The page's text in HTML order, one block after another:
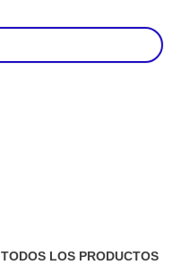
TODOS LOS PRODUCTOS